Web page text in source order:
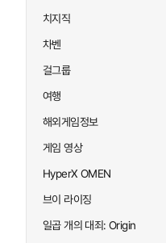
치지직
차벤
걸그룹
여행
해외게임정보
게임 영상
HyperX OMEN
브이 라이징
일곱 개의 대죄: Origin
[13]
인 40%글 존나 긁히네 씨발
본 시점 민심 췤 [82]
만화 | 야간 보초는 너무 힘들어
가족여행을 다녀왔습니다.
저 보내서 기습하는 법